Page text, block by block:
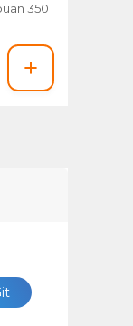
350